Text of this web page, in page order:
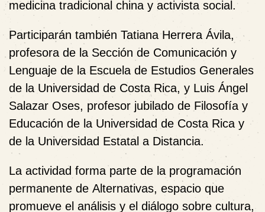
medicina tradicional china y activista social.
Participarán también Tatiana Herrera Ávila,
profesora de la Sección de Comunicación y
Lenguaje de la Escuela de Estudios Generales
de la Universidad de Costa Rica, y Luis Ángel
Salazar Oses, profesor jubilado de Filosofía y
Educación de la Universidad de Costa Rica y
de la Universidad Estatal a Distancia.
La actividad forma parte de la programación
permanente de Alternativas, espacio que
promueve el análisis y el diálogo sobre cultura,